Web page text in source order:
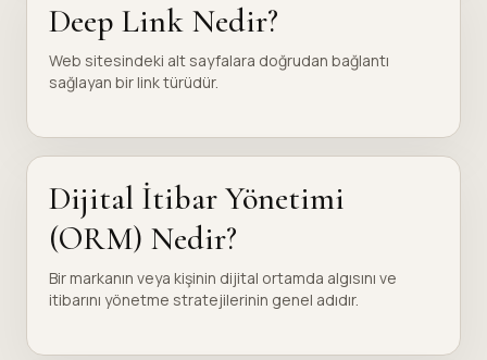
Deep Link Nedir?
Web sitesindeki alt sayfalara doğrudan bağlantı
sağlayan bir link türüdür.
Dijital İtibar Yönetimi
(ORM) Nedir?
Bir markanın veya kişinin dijital ortamda algısını ve
itibarını yönetme stratejilerinin genel adıdır.